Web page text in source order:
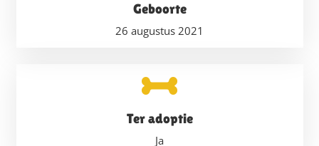
Geboorte
26 augustus 2021
Ter adoptie
Ja